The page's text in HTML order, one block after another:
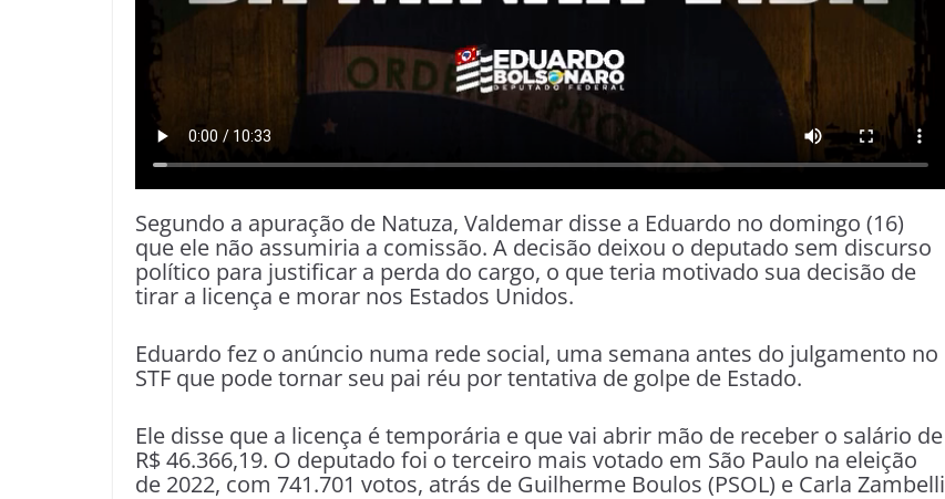
Segundo a apuração de Natuza, Valdemar disse a Eduardo no domingo (16)
que ele não assumiria a comissão. A decisão deixou o deputado sem discurso
político para justificar a perda do cargo, o que teria motivado sua decisão de
tirar a licença e morar nos Estados Unidos.
Eduardo fez o anúncio numa rede social, uma semana antes do julgamento no
STF que pode tornar seu pai réu por tentativa de golpe de Estado.
Ele disse que a licença é temporária e que vai abrir mão de receber o salário de
R$ 46.366,19. O deputado foi o terceiro mais votado em São Paulo na eleição
de 2022, com 741.701 votos, atrás de Guilherme Boulos (PSOL) e Carla Zambelli